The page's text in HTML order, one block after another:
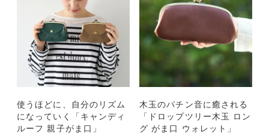
使うほどに、自分のリズム
になっていく「キャンディ
ルーフ 親子がま口」
木玉のパチン音に癒される
「ドロップツリー木玉 ロン
グ がま口 ウォレット」